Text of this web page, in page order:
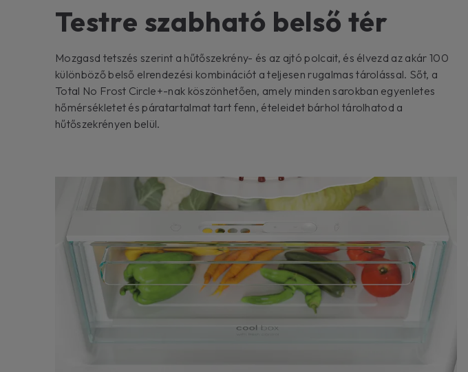
Testre szabható belső tér
Mozgasd tetszés szerint a hűtőszekrény- és az ajtó polcait, és élvezd az akár 100
különböző belső elrendezési kombinációt a teljesen rugalmas tárolással. Sőt, a
Total No Frost Circle+-nak köszönhetően, amely minden sarokban egyenletes
hőmérsékletet és páratartalmat tart fenn, ételeidet bárhol tárolhatod a
hűtőszekrényen belül.